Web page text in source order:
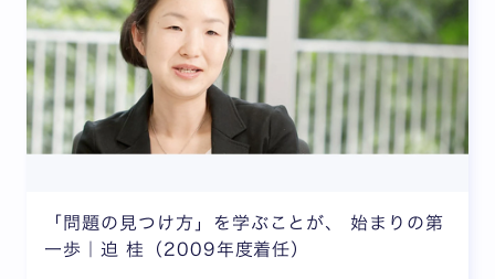
「問題の見つけ方」を学ぶことが、 始まりの第
一歩｜迫 桂（2009年度着任）